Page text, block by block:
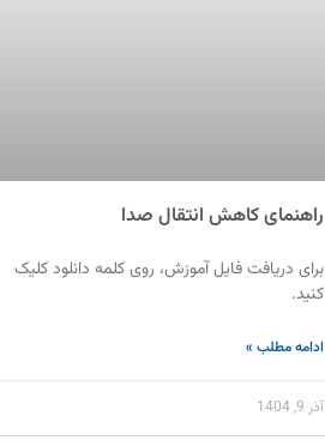
راهنمای کاهش انتقال صدا
برای دریافت فایل آموزش، روی کلمه دانلود کلیک
کنید.
ادامه مطلب »
آذر 9, 1404